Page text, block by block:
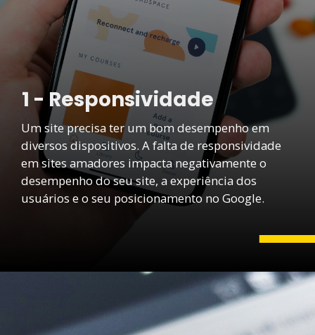
1 - Responsividade
Um site precisa ter um bom desempenho em
diversos dispositivos. A falta de responsividade
em sites amadores impacta negativamente o
desempenho do seu site, a experiência dos
usuários e o seu posicionamento no Google.